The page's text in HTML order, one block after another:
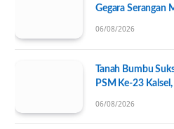
Gegara Serangan
06/08/2026
Tanah Bumbu
PSM Ke-23
06/08/2026